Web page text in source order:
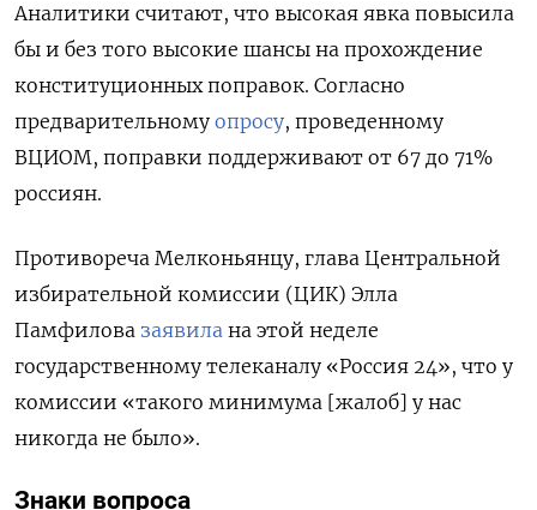
Аналитики считают, что высокая явка повысила
бы и без того высокие шансы на прохождение
конституционных поправок. Согласно
предварительному опросу, проведенному
ВЦИОМ, поправки поддерживают от 67 до 71%
россиян.
Противореча Мелконьянцу, глава Центральной
избирательной комиссии (ЦИК) Элла
Памфилова заявила на этой неделе
государственному телеканалу «Россия 24», что у
комиссии «такого минимума [жалоб] у нас
никогда не было».
Знаки вопроса